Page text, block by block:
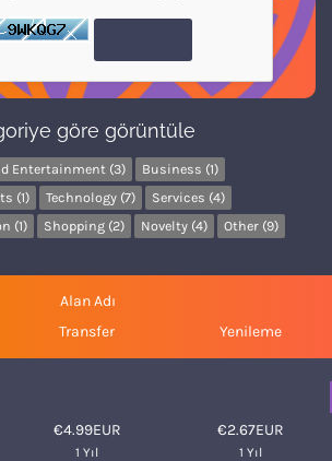
göre görüntüle
Entertainment (3)
Business (1)
(1) Technology (7)
Services (4)
(1)
Shopping (2) Novelty (4) Other (9)
Alan Adı
Transfer Yenileme
€4.99EUR
1 Yıl
€2.67EUR
1 Yıl